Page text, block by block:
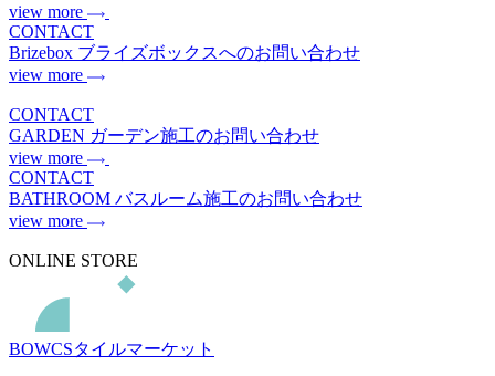
view more
CONTACT
Brizebox ブライズボックスへのお問い合わせ
view more
CONTACT
GARDEN ガーデン施工のお問い合わせ
view more
CONTACT
BATHROOM バスルーム施工のお問い合わせ
view more
ONLINE STORE
BOWCSタイルマーケット